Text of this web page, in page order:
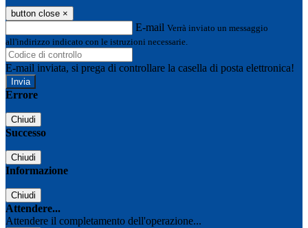
button close ×
E-mail Verrà inviato un messaggio
all'indirizzo indicato con le istruzioni necessarie.
E-mail inviata, si prega di controllare la casella di posta elettronica!
Errore
Chiudi
Successo
Chiudi
Informazione
Chiudi
Attendere...
Attendere il completamento dell'operazione...